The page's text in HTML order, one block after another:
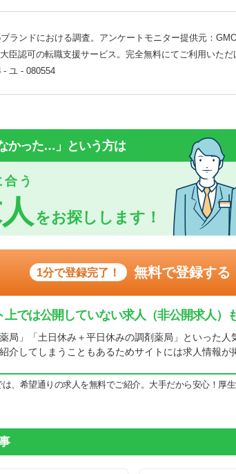
ランドにおける調査。アンケートモニター提供元：
臣認可の転職支援サービス。完全無料にてご利用いただ
ユ - 080554
かった…」という方は
う
人をお探しします！
1分で登録完了！ 無料で登録する
上では公開していない求人（非公開求人）
局」「土日休み＋平日休みの調剤薬局」といった人
介してしまうこともあるためサイトには求人情報が
、希望通りの求人を無料でご紹介。大手だから安心！厚